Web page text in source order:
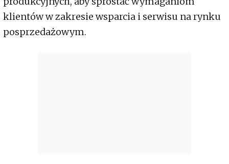
klientów w zakresie wsparcia i serwisu na rynku
posprzedażowym.